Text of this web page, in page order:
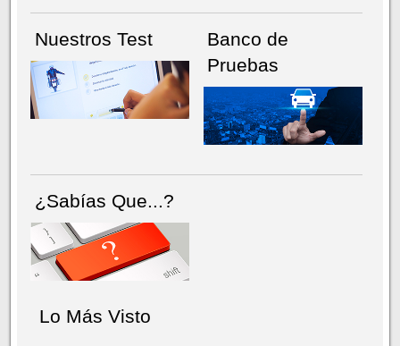
Nuestros Test
Banco de
Pruebas
¿Sabías Que...?
Lo Más Visto